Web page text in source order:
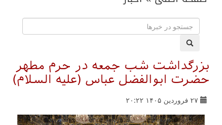
بزرگداشت شب جمعه در حرم مطهر
حضرت ابوالفضل عباس (علیه السلام)
۲۷ فروردین ۱۴۰۵ ۲۰:۲۲